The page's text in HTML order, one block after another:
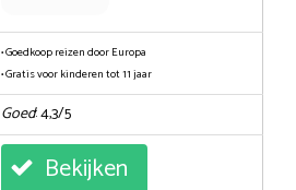
• Goedkoop reizen door Europa
• Gratis voor kinderen tot 11 jaar
Goed: 4,3/5
Bekijken